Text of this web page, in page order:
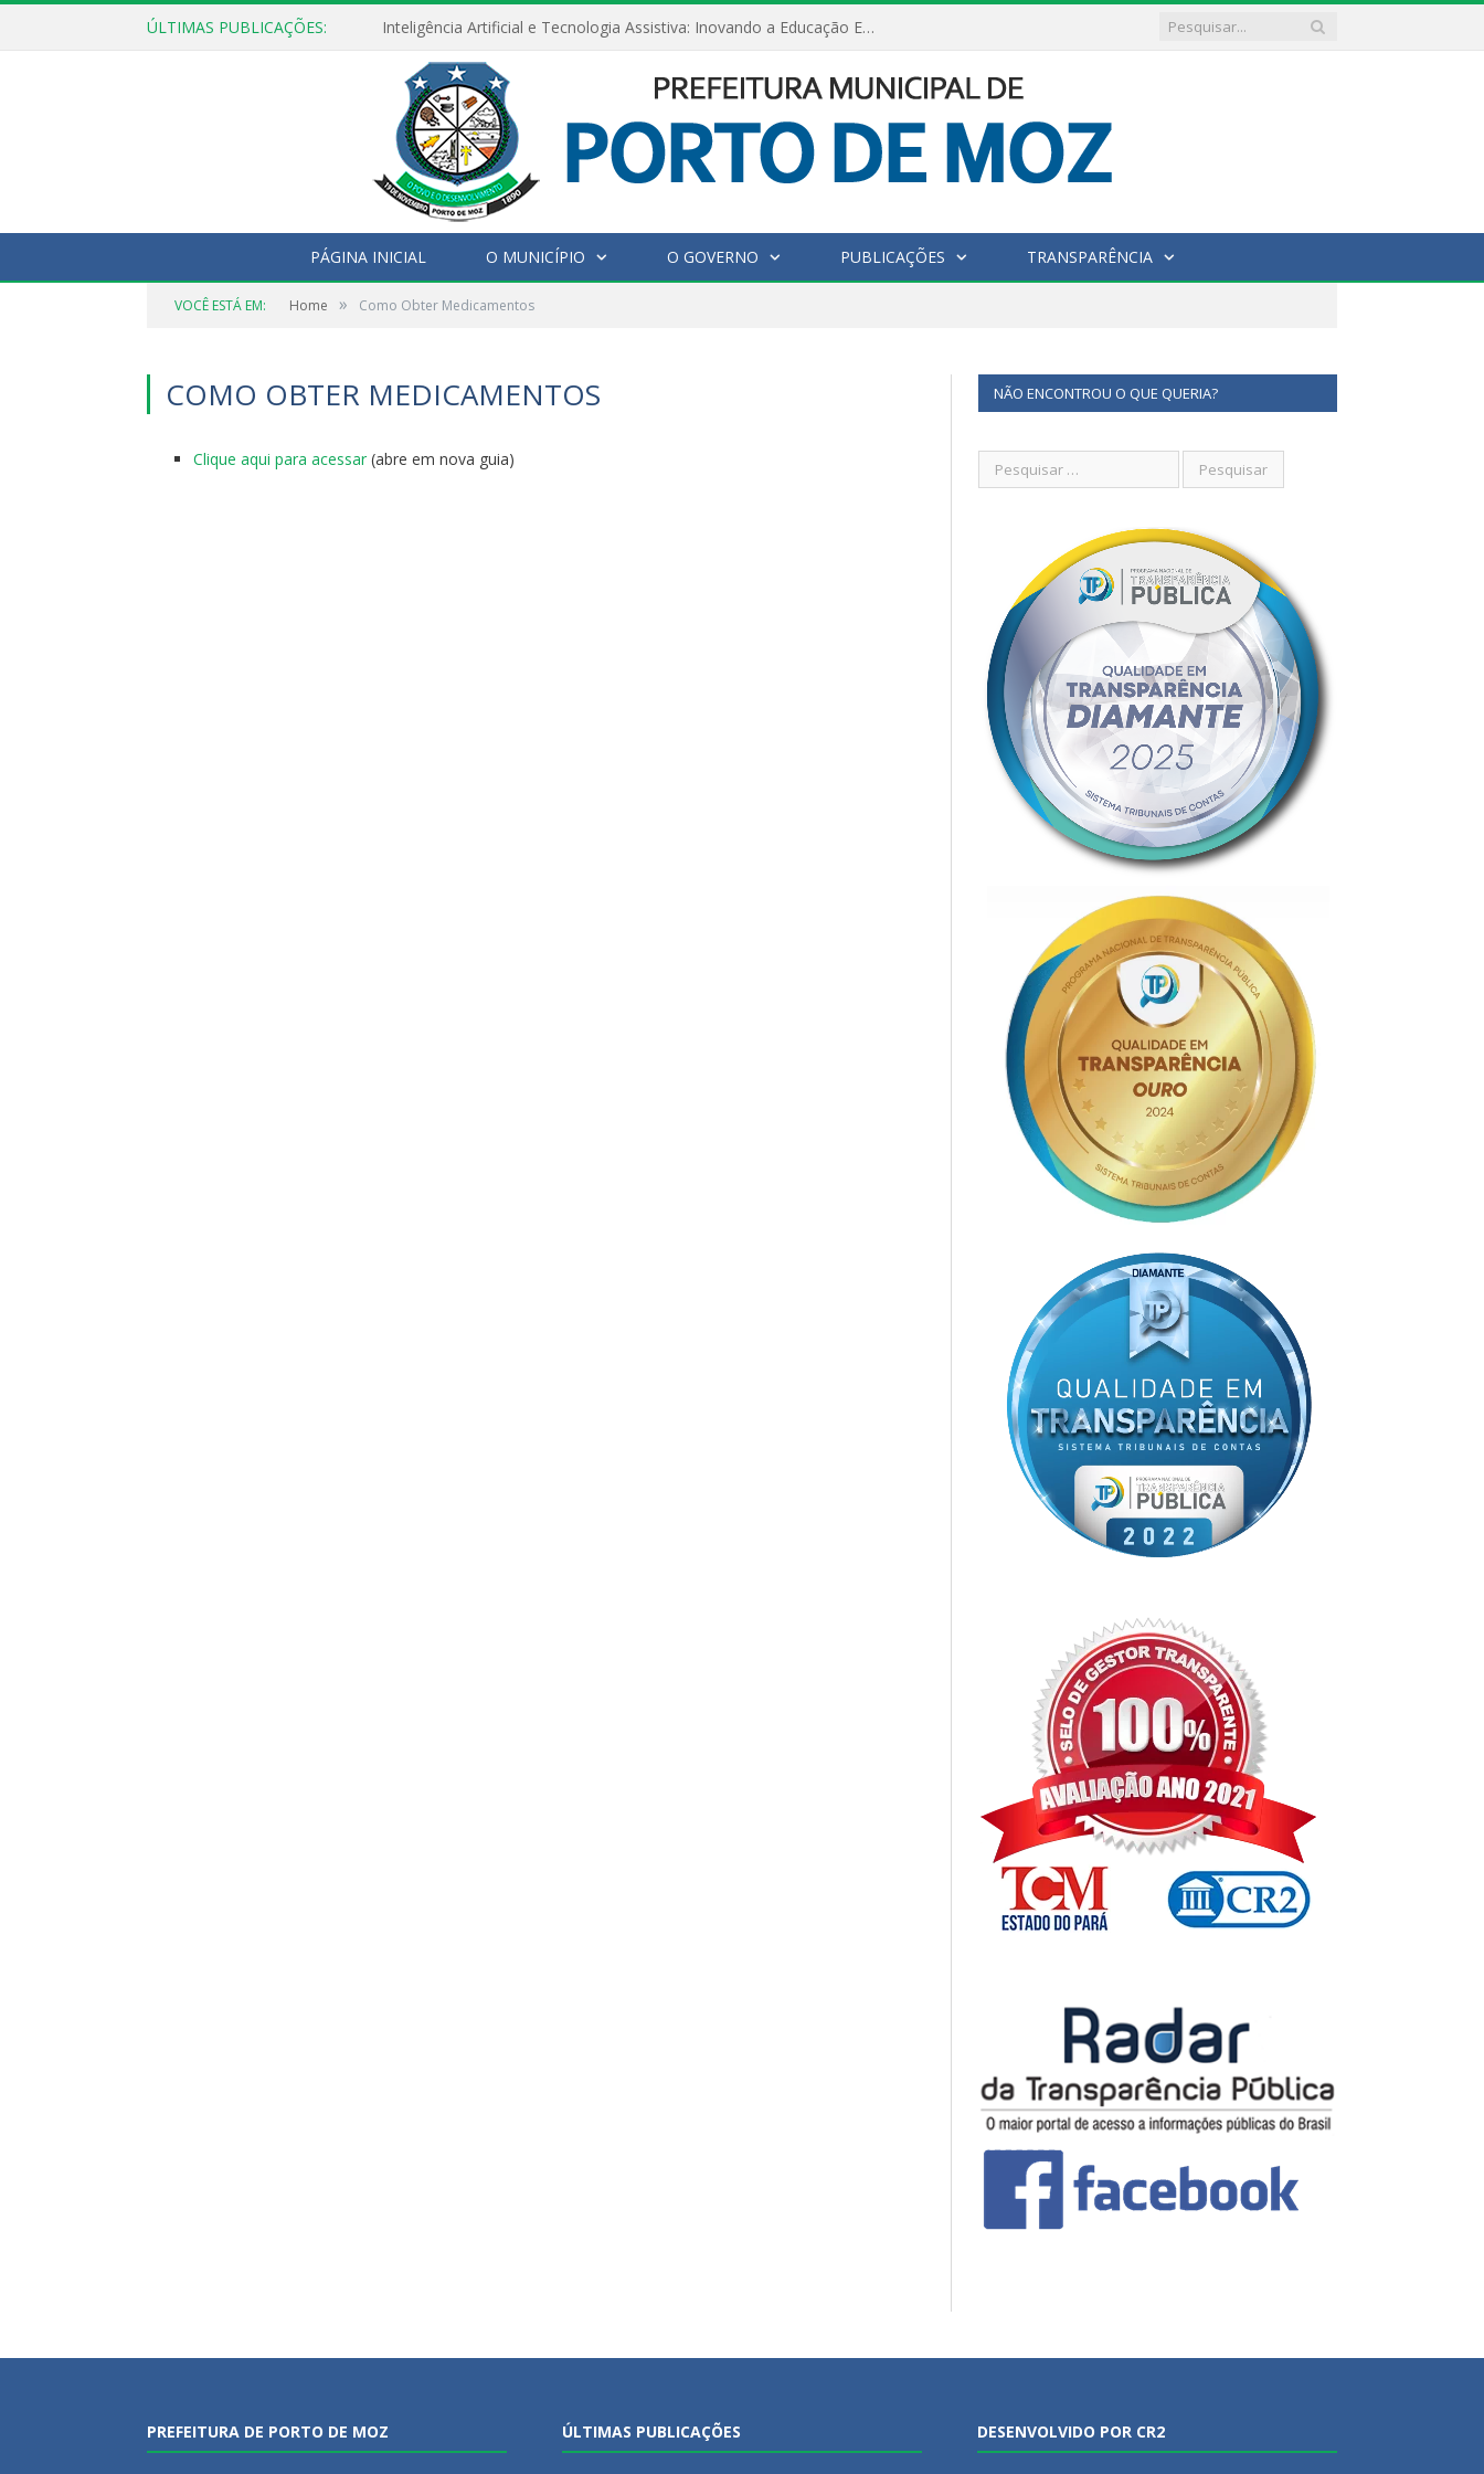
ÚLTIMAS PUBLICAÇÕES: Inteligência Artificial e Tecnologia Assistiva: Inovando a Educação Especial e Inclusiva
PÁGINA INICIAL O MUNICÍPIO O GOVERNO PUBLICAÇÕES TRANSPARÊNCIA
VOCÊ ESTÁ EM: Home » Como Obter Medicamentos
COMO OBTER MEDICAMENTOS
Clique aqui para acessar (abre em nova guia)
NÃO ENCONTROU O QUE QUERIA?
PREFEITURA DE PORTO DE MOZ ÚLTIMAS PUBLICAÇÕES DESENVOLVIDO POR CR2